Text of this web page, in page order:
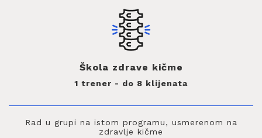
Škola zdrave kičme
1 trener - do 8 klijenata
Rad u grupi na istom programu, usmerenom na
zdravlje kičme